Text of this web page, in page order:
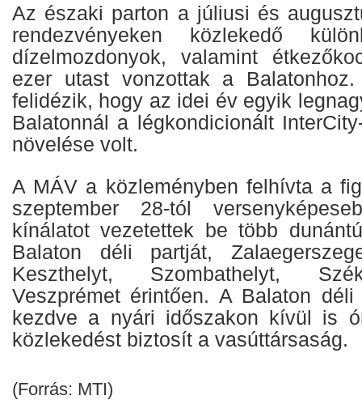
Az északi parton a júliusi és
rendezvényeken közlekedő
dízelmozdonyok, valamint
ezer utast vonzottak a
felidézik, hogy az idei év egyik
Balatonnál a légkondicionált
növelése volt.
A MÁV a közleményben felhívta a
szeptember 28-tól
kínálatot vezetettek be több
Balaton déli partját,
Keszthelyt, Szombathelyt,
Veszprémet érintően. A Balaton
kezdve a nyári időszakon kívül is
közlekedést biztosít a vasúttársaság.
(Forrás: MTI)